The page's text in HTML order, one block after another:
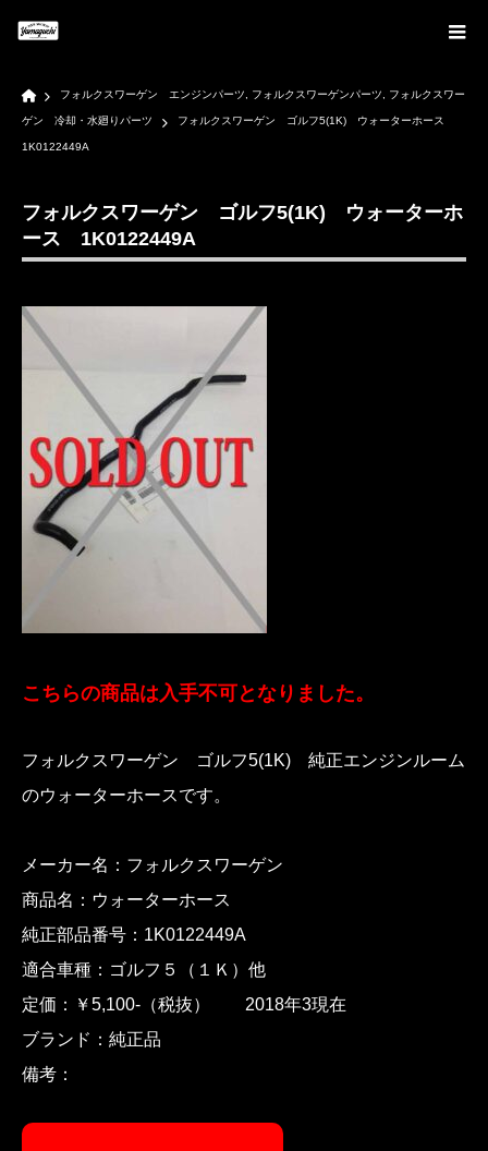
Home
フォルクスワーゲン エンジンパーツ フォルクスワーゲンパーツ フォルクスワー
ゲン 冷却・水廻りパーツ フォルクスワーゲン ゴルフ5(1K) ウォーターホース
1K0122449A
フォルクスワーゲン ゴルフ5(1K) ウォーターホ
ース 1K0122449A
こちらの商品は入手不可となりました。
フォルクスワーゲン ゴルフ5(1K) 純正エンジンルーム
のウォーターホースです。
メーカー名：フォルクスワーゲン
商品名：ウォーターホース
純正部品番号：1K0122449A
適合車種：ゴルフ５（１Ｋ）他
定価：￥5,100-（税抜） 2018年3現在
ブランド：純正品
備考：